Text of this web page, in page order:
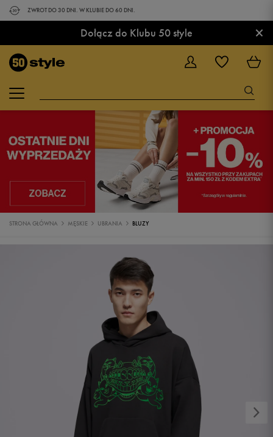
ZWROT DO 30 DNI. W KLUBIE DO 60 DNI.
Dołącz do Klubu 50 style ×
STRONA GŁÓWNA MĘSKIE UBRANIA BLUZY